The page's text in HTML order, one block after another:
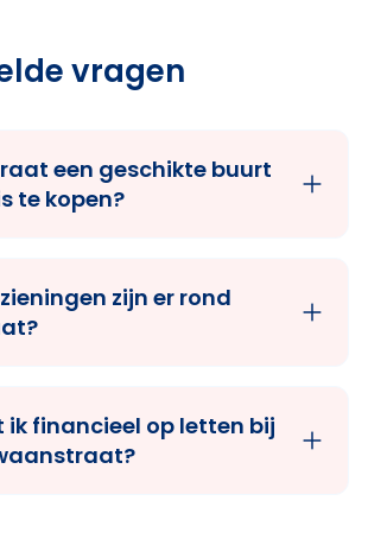
vragen
een geschikte buurt
te kopen?
zijn er rond
ik financieel op letten bij